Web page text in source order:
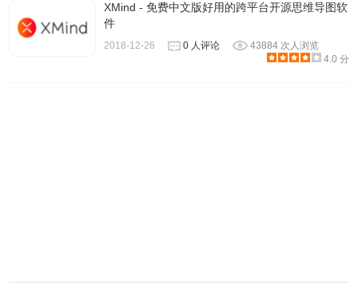
XMind - 免费中文版好用的跨平台开源思维导图软
件
2018-12-26 0 人评论
43884 次人浏览
4.0 分